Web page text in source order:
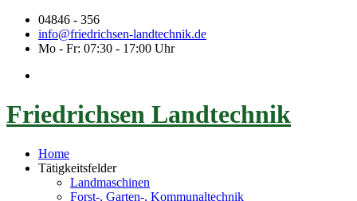
04846 - 356
info@friedrichsen-landtechnik.de
Mo - Fr: 07:30 - 17:00 Uhr
Friedrichsen Landtechnik
Home
Tätigkeitsfelder
Landmaschinen
Forst-, Garten-, Kommunaltechnik